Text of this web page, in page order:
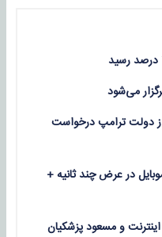
دولت ترامپ درخواست
در عرض چند ثانیه +
و مسعود پزشکیان